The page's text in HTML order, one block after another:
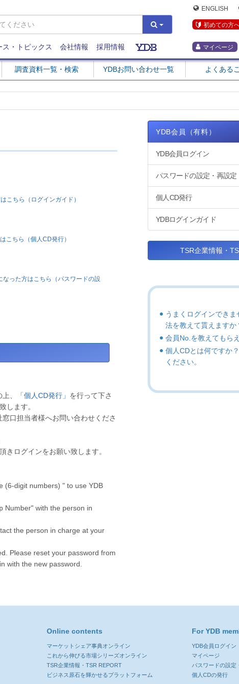
ENGLISH
初めての方
マイページ
ス・トピックス 会社情報 採用情報
調査資料一覧・検索 YDBお問い合わせ一覧 よくある
こちら（ログインガイド）
こちら（個人CD発行）
なった方はこちら（パスワードの設
、
「個人CD発行」 を行って下さ
します。
口担当者様へお問い合わせくださ
きログインをお願い致します。
(6-digit numbers) " to use YDB
Number" with the person in
the person in charge at your
Please reset your password from
with the new password.
YDB会員（有料）
YDB会員ログイン
パスワードの設定・再設定
個人CD発行
YDBログインガイド
TSR企業情報・
うまくログインでき
法を教えて貰えますか
会員No.を教えてもら
個人CDとは何ですか
ください。
Online contents
マーケットシェア事典オンライン
これから伸びる市場シリーズオンライン
TSR企業情報・TSR REPORT
ビジネス原石を輝かせるプラットフォーム
For YDB
YDB会員ログイン
マイページ
パスワードの設定
個人CDの発行